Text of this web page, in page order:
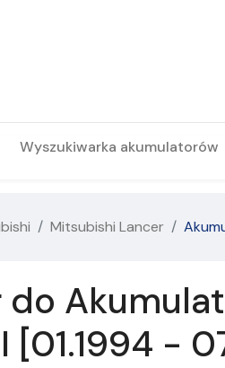
Wyszukiwarka akumulatorów
Mitsubishi Lancer
[01.1994 -